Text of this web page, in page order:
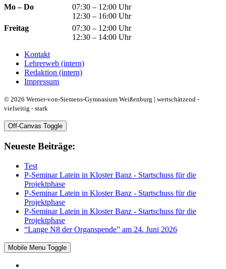
Mo – Do
07:30 – 12:00 Uhr
12:30 – 16:00 Uhr
Freitag
07:30 – 12:00 Uhr
12:30 – 14:00 Uhr
Kontakt
Lehrerweb (intern)
Redaktion (intern)
Impressum
© 2026 Werner-von-Siemens-Gymnasium Weißenburg | wertschätzend -
vielseitig - stark
Off-Canvas Toggle
Neueste Beiträge:
Test
P-Seminar Latein in Kloster Banz - Startschuss für die
Projektphase
P-Seminar Latein in Kloster Banz - Startschuss für die
Projektphase
P-Seminar Latein in Kloster Banz - Startschuss für die
Projektphase
“Lange N8 der Organspende” am 24. Juni 2026
Mobile Menu Toggle